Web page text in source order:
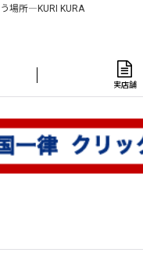
場所―KURI KURA
実店舗